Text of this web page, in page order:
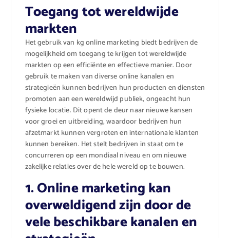
Toegang tot wereldwijde
markten
Het gebruik van kg online marketing biedt bedrijven de
mogelijkheid om toegang te krijgen tot wereldwijde
markten op een efficiënte en effectieve manier. Door
gebruik te maken van diverse online kanalen en
strategieën kunnen bedrijven hun producten en diensten
promoten aan een wereldwijd publiek, ongeacht hun
fysieke locatie. Dit opent de deur naar nieuwe kansen
voor groei en uitbreiding, waardoor bedrijven hun
afzetmarkt kunnen vergroten en internationale klanten
kunnen bereiken. Het stelt bedrijven in staat om te
concurreren op een mondiaal niveau en om nieuwe
zakelijke relaties over de hele wereld op te bouwen.
1. Online marketing kan
overweldigend zijn door de
vele beschikbare kanalen en